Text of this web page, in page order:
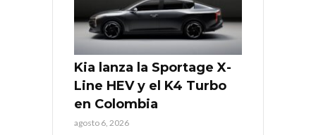
Kia lanza la Sportage X-
Line HEV y el K4 Turbo
en Colombia
agosto 6, 2026